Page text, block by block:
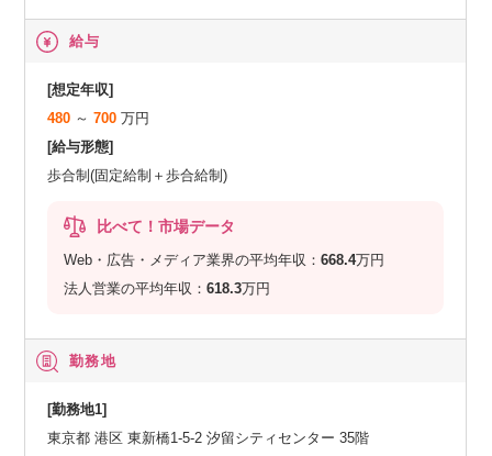
給与
[想定年収]
480 ～700 万円
[給与形態]
歩合制(固定給制＋歩合給制)
比べて！市場データ
Web・広告・メディア業界の平均年収：668.4万円
法人営業の平均年収：618.3万円
勤務地
[勤務地1]
東京都 港区 東新橋1-5-2 汐留シティセンター 35階